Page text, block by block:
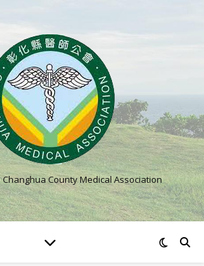
Changhua County Medical Association